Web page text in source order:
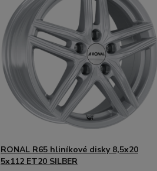
RONAL R65 hliníkové disky 8,5x20
5x112 ET20 SILBER